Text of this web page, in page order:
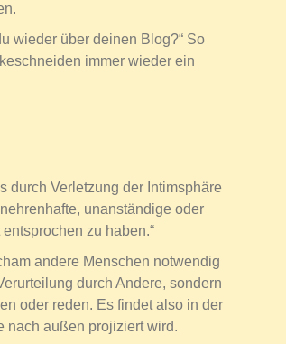
wieder über deinen Blog?“ So
immer wieder ein
durch Verletzung der Intimsphäre
unanständige oder
zu haben.“
andere Menschen notwendig
durch Andere, sondern
oder reden. Es findet also in der
nach außen projiziert wird.